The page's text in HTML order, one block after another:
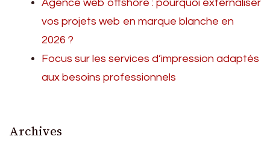
Agence web offshore : pourquoi externaliser
vos projets web en marque blanche en
2026 ?
Focus sur les services d’impression adaptés
aux besoins professionnels
Archives